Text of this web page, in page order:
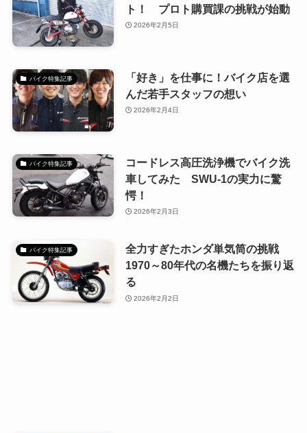
ト！ プロト購買課の挑戦が始動
2026年2月5日
バイク特集記事
「好き」を仕事に！バイク店を選
んだ若手スタッフの想い
2026年2月4日
バイク特集記事
コードレス高圧洗浄機でバイク洗
車してみた SWU-1の実力に驚
愕！
2026年2月3日
バイク特集記事
全力すぎたホンダ単気筒の挑戦
1970～80年代の名機たちを振り返
る
2026年2月2日